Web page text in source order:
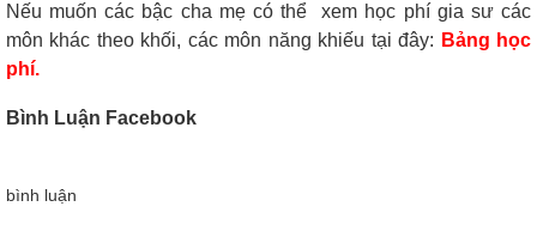
Nếu muốn các bậc cha mẹ có thể xem học phí gia sư các
môn khác theo khối, các môn năng khiếu tại đây: Bảng học
phí.
Bình Luận Facebook
bình luận